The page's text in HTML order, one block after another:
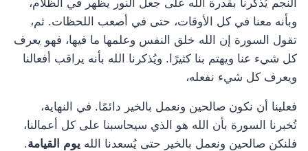
النجم يُذكّرنا بقدرة الله على جعل النور يظهر في الظلام،
وبأنه معنا في كل الأوقات، حتى في أصعب اللحظات. ثم،
تقول السورة إن الله خلق النفس وعلمها ما فيها، فهو يعرف
كل شيء عنا ويهتم بنا كثيرًا. ويُذكرنا الله بأنه يراقب أفعالنا
ويعرف كل شيء نفعله،
فعلينا أن نكون صالحين ونعمل بالخير دائمًا. في النهاية،
تُخبرنا السورة بأن الله هو الذي سيحاسبنا على كل أعمالنا،
فلنكن صالحين ونعمل بالخير حتى يُسعدنا الله يوم القيامة.